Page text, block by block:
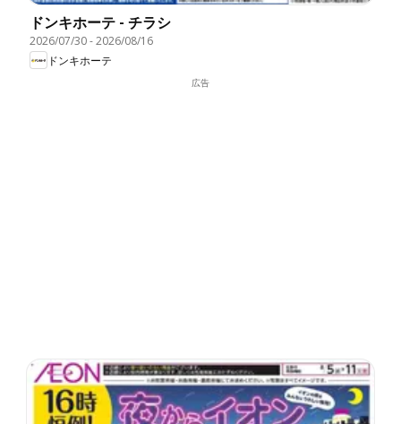
ドンキホーテ - チラシ
2026/07/30-2026/08/16
ドンキホーテ
広告